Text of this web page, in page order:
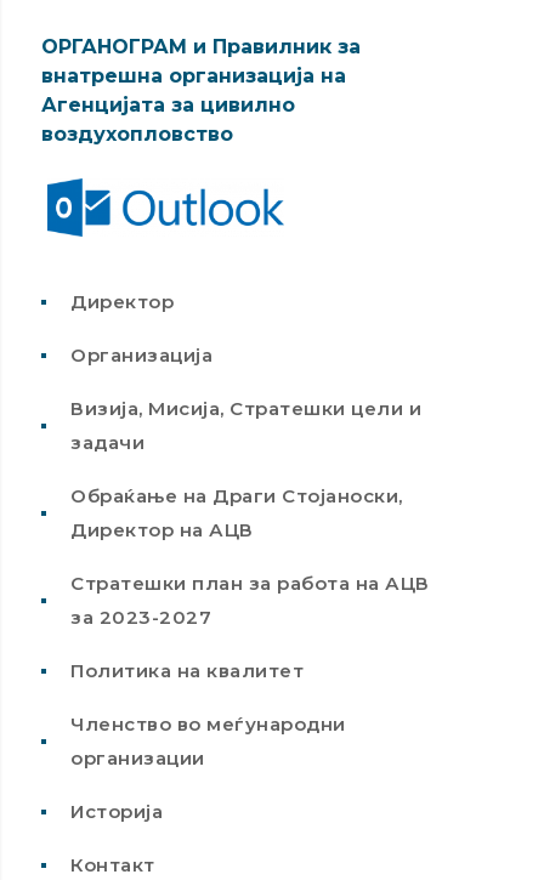
ОРГАНОГРАМ и Правилник за
внатрешна организација на
Агенцијата за цивилно
воздухопловство
Директор
Организација
Визија, Мисија, Стратешки цели и
задачи
Обраќање на Драги Стојаноски,
Директор на АЦВ
Стратешки план за работа на АЦВ
за 2023-2027
Политика на квалитет
Членство во меѓународни
организации
Историја
Контакт